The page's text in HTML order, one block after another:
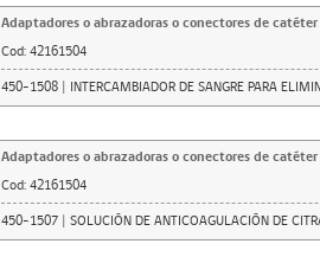
Adaptadores o abrazadoras o conectores de
Cod: 42161504
450-1508 | INTERCAMBIADOR DE SANGRE PARA
Adaptadores o abrazadoras o conectores de
Cod: 42161504
450-1507 | SOLUCIÓN DE ANTICOAGULACIÓN DE